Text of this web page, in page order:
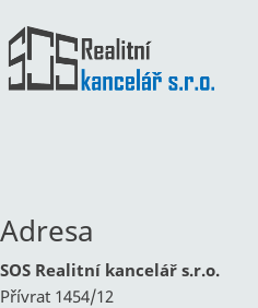
Adresa
SOS Realitní kancelář s.r.o.
Přívrat 1454/12